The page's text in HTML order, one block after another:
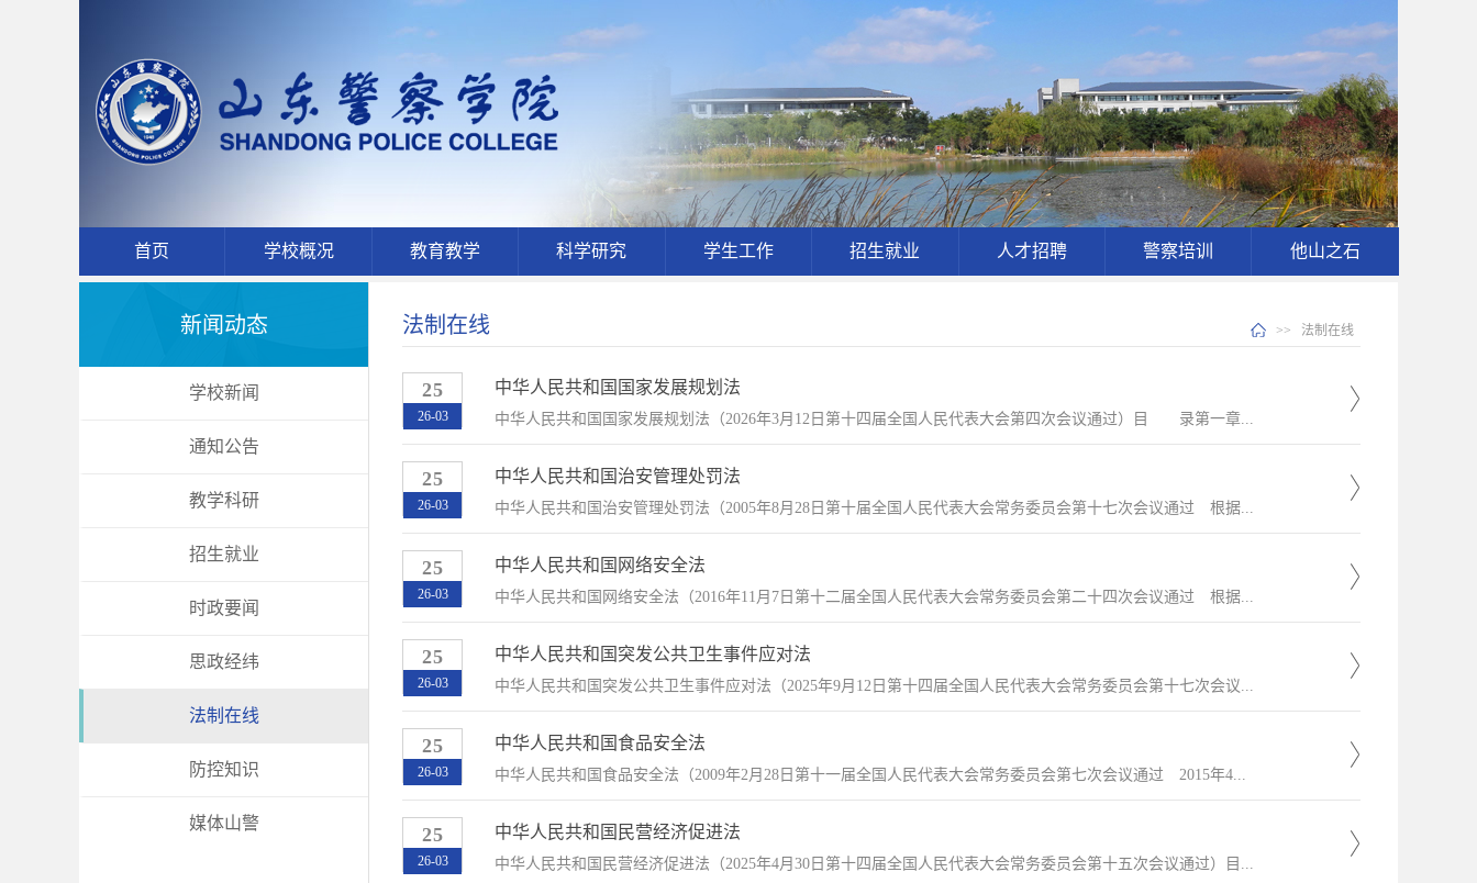
首页 学校概况 教育教学 科学研究 学生工作 招生就业 人才招聘 警察培训 他山之石
新闻动态
学校新闻
通知公告
教学科研
招生就业
时政要闻
思政经纬
法制在线
防控知识
媒体山警
法制在线 >> 法制在线
25
26-03
中华人民共和国国家发展规划法
中华人民共和国国家发展规划法（2026年3月12日第十四届全国人民代表大会第四次会议通过）目 录第一章...
25
26-03
中华人民共和国治安管理处罚法
中华人民共和国治安管理处罚法（2005年8月28日第十届全国人民代表大会常务委员会第十七次会议通过 根据...
25
26-03
中华人民共和国网络安全法
中华人民共和国网络安全法（2016年11月7日第十二届全国人民代表大会常务委员会第二十四次会议通过 根据...
25
26-03
中华人民共和国突发公共卫生事件应对法
中华人民共和国突发公共卫生事件应对法（2025年9月12日第十四届全国人民代表大会常务委员会第十七次会议...
25
26-03
中华人民共和国食品安全法
中华人民共和国食品安全法（2009年2月28日第十一届全国人民代表大会常务委员会第七次会议通过 2015年4...
25
26-03
中华人民共和国民营经济促进法
中华人民共和国民营经济促进法（2025年4月30日第十四届全国人民代表大会常务委员会第十五次会议通过）目...